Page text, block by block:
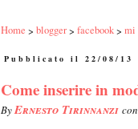
Home blogger facebook mi
Pubblicato il 22/08/13
Come inserire in
ByErnesto Tirinnanzi